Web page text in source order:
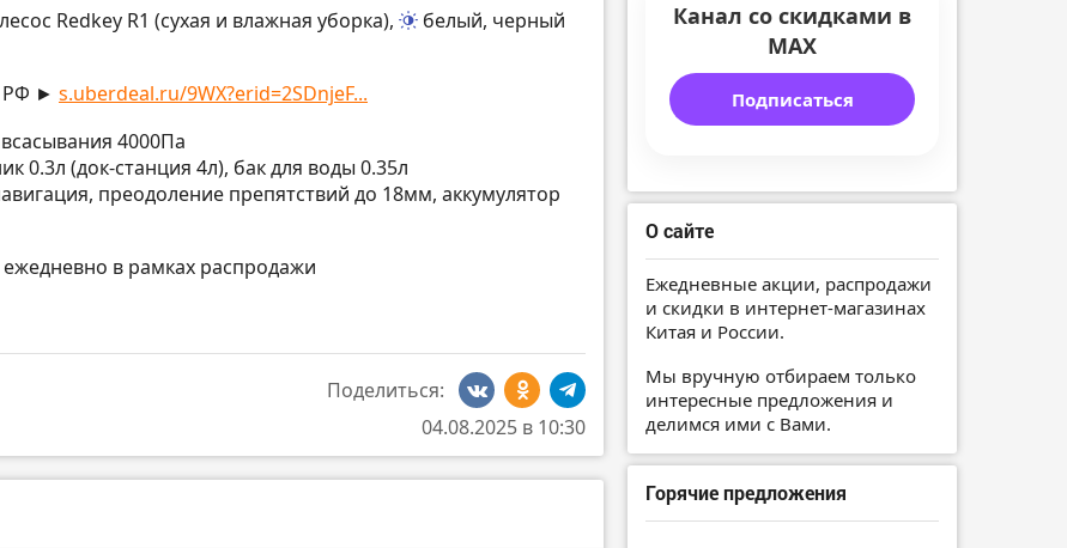
Redkey R1 (сухая и влажная уборка),
белый, черный
РФ ► s.uberdeal.ru/9WX?erid=2SDnjeF...
4000Па
0.3л (док-станция 4л), бак для воды 0.35л
преодоление препятствий до 18мм, аккумулятор
ежедневно в рамках распродажи
Поделиться:
04.08.2025 в 10:30
Канал со скидками в
MAX
Подписаться
О сайте
Ежедневные акции, распродажи
и скидки в интернет-магазинах
Китая и России.
Мы вручную отбираем только
интересные предложения и
делимся ими с Вами.
Горячие предложения